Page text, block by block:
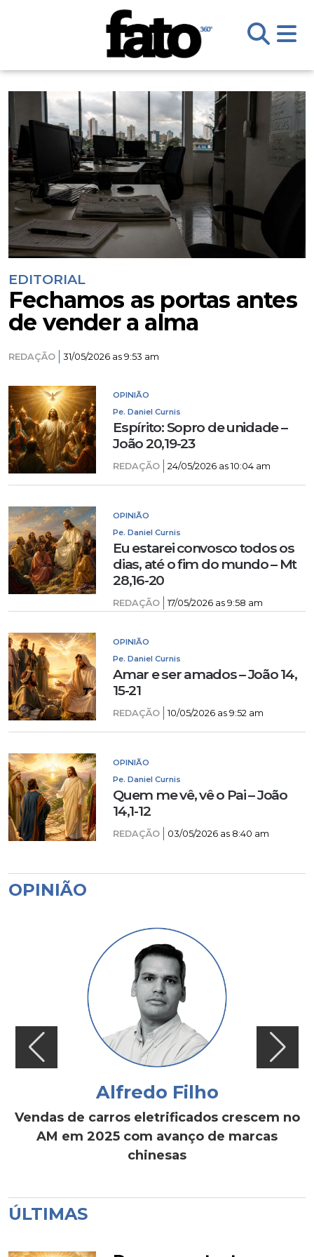
EDITORIAL
Fechamos as portas antes
de vender a alma
REDAÇÃO 31/05/2026 as 9:53 am
OPINIÃO
Pe. Daniel Curnis
Espírito: Sopro de unidade –
João 20,19-23
REDAÇÃO 24/05/2026 as 10:04 am
OPINIÃO
Pe. Daniel Curnis
Eu estarei convosco todos os
dias, até o fim do mundo – Mt
28,16-20
REDAÇÃO 17/05/2026 as 9:58 am
OPINIÃO
Pe. Daniel Curnis
Amar e ser amados – João 14,
15-21
REDAÇÃO 10/05/2026 as 9:52 am
OPINIÃO
Pe. Daniel Curnis
Quem me vê, vê o Pai – João
14,1-12
REDAÇÃO 03/05/2026 as 8:40 am
OPINIÃO
Alfredo Filho
Vendas de carros eletrificados crescem no
AM em 2025 com avanço de marcas
chinesas
ÚLTIMAS